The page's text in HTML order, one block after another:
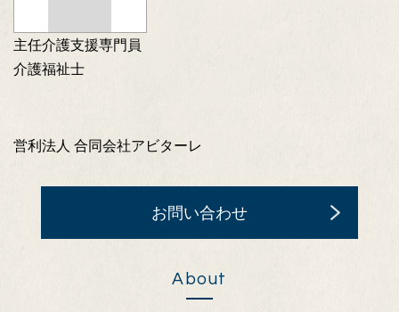
主任介護支援専門員
介護福祉士
営利法人 合同会社アビターレ
お問い合わせ
About